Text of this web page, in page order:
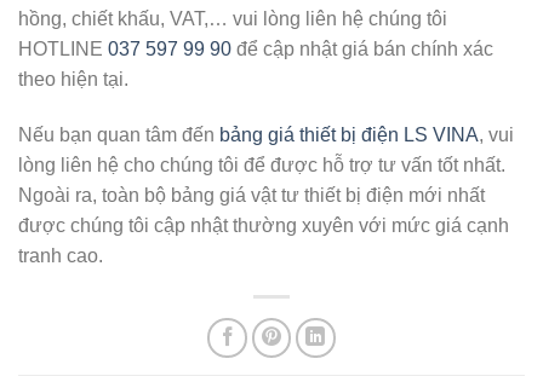
hồng, chiết khấu, VAT,… vui lòng liên hệ chúng tôi
HOTLINE 037 597 99 90 để cập nhật giá bán chính xác
theo hiện tại.
Nếu bạn quan tâm đến bảng giá thiết bị điện LS VINA, vui
lòng liên hệ cho chúng tôi để được hỗ trợ tư vấn tốt nhất.
Ngoài ra, toàn bộ bảng giá vật tư thiết bị điện mới nhất
được chúng tôi cập nhật thường xuyên với mức giá cạnh
tranh cao.